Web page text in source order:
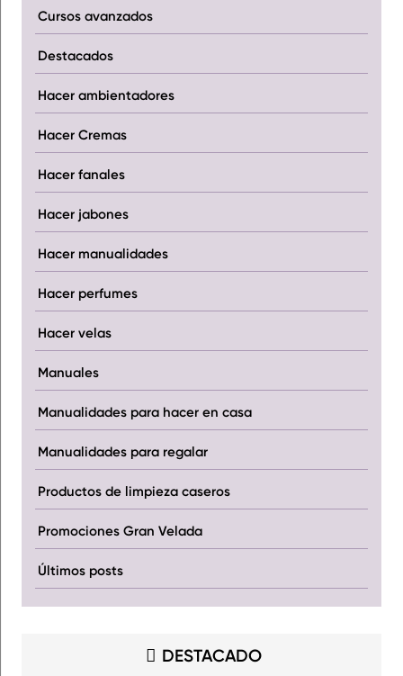
Cursos avanzados
Destacados
Hacer ambientadores
Hacer Cremas
Hacer fanales
Hacer jabones
Hacer manualidades
Hacer perfumes
Hacer velas
Manuales
Manualidades para hacer en casa
Manualidades para regalar
Productos de limpieza caseros
Promociones Gran Velada
Últimos posts
DESTACADO